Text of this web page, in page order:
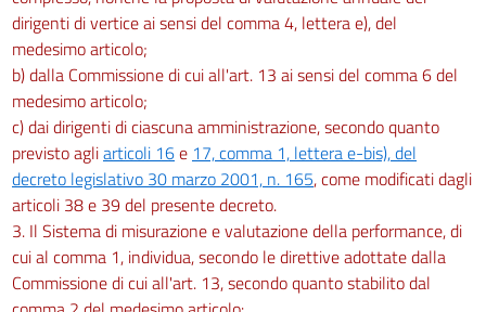
dirigenti di vertice ai sensi del comma 4, lettera e), del
medesimo articolo;
b) dalla Commissione di cui all'art. 13 ai sensi del comma 6 del
medesimo articolo;
c) dai dirigenti di ciascuna amministrazione, secondo quanto
previsto agliarticoli 16e 17, comma 1, lettera e-bis), del
decreto legislativo 30 marzo 2001, n. 165, come modificati dagli
articoli 38 e 39 del presente decreto.
3. Il Sistema di misurazione e valutazione della performance, di
cui al comma 1, individua, secondo le direttive adottate dalla
Commissione di cui all'art. 13, secondo quanto stabilito dal